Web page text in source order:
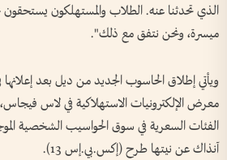
الذي تحدثنا عنه. الطلاب والمستهلكون
ميسرة، ونحن نتفق مع ذلك".
ويأتي إطلاق الحاسوب الجديد من ديل ⁠بعد إعلانها
معرض الإلكترونيات الاستهلاكية في لاس
الفئات السعرية في سوق الحواسيب الشخصية
آنذاك عن نيتها طرح (إكس.بي.إس 13).